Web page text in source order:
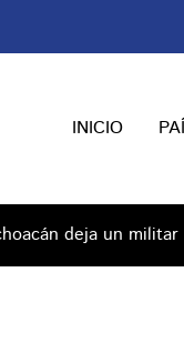
INICIO
deja un